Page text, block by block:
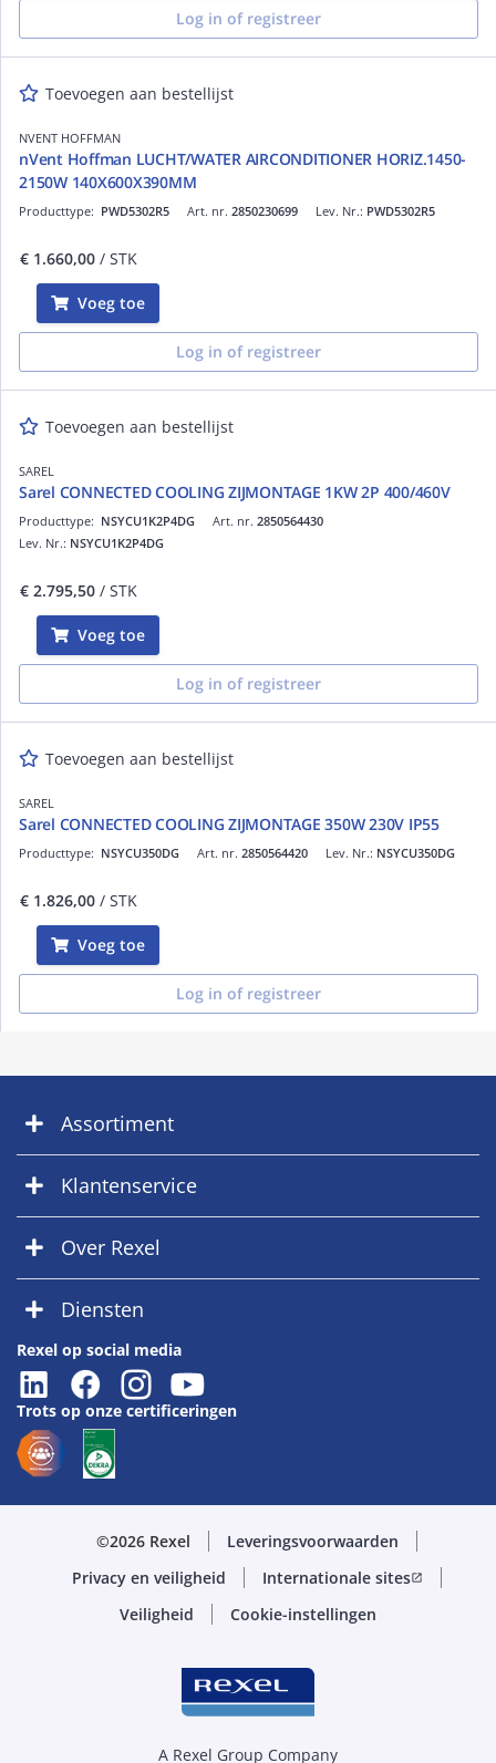
Log in of registreer
Toevoegen aan bestellijst
NVENT HOFFMAN
nVent Hoffman LUCHT/WATER AIRCONDITIONER HORIZ.1450-
2150W 140X600X390MM
Art. nr. 2850230699
Producttype: PWD5302R5 Lev. Nr.: PWD5302R5
€ 1.660,00 / STK
Voeg toe
Log in of registreer
Toevoegen aan bestellijst
SAREL
Sarel CONNECTED COOLING ZIJMONTAGE 1KW 2P 400/460V
Art. nr. 2850564430
Producttype: NSYCU1K2P4DG
Lev. Nr.: NSYCU1K2P4DG
€ 2.795,50 / STK
Voeg toe
Log in of registreer
Toevoegen aan bestellijst
SAREL
Sarel CONNECTED COOLING ZIJMONTAGE 350W 230V IP55
Art. nr. 2850564420
Producttype: NSYCU350DG Lev. Nr.: NSYCU350DG
€ 1.826,00 / STK
Voeg toe
Log in of registreer
Assortiment
Klantenservice
Over Rexel
Diensten
Rexel op social media
Trots op onze certificeringen
©2026 Rexel
Leveringsvoorwaarden
Privacy en veiligheid
Internationale sitesopen_in_new
Veiligheid Cookie-instellingen
A Rexel Group Company